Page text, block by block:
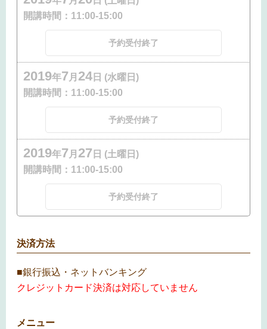
開講時間： 11:00-15:00
予約受付終了
2019年7 月 24 日 (水曜日)
開講時間： 11:00-15:00
予約受付終了
2019年7 月 27 日 (土曜日)
開講時間： 11:00-15:00
予約受付終了
決済方法
■銀行振込・ネットバンキング
クレジットカード決済は対応していません
メニュー